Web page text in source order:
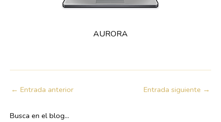
AURORA
← Entrada anterior Entrada siguiente →
Busca en el blog...